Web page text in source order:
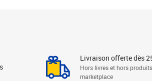
Livraison offerte dès
Hors livres et hors produits
marketplace